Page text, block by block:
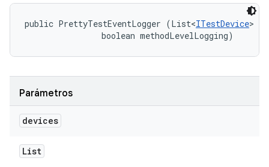
public PrettyTestEventLogger (List<ITestDevice>
                boolean methodLevelLogging)
Parámetros
devices
List